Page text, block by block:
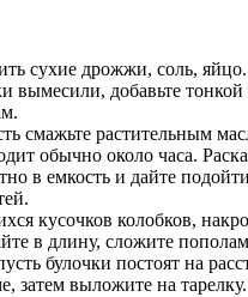
сухие дрожжи, соль,
вымесили, добавьте
смажьте растительным
обычно около часа.
в емкость и дайте
кусочков колобков,
в длину, сложите
булочки постоят на
затем выложите на тарелку.